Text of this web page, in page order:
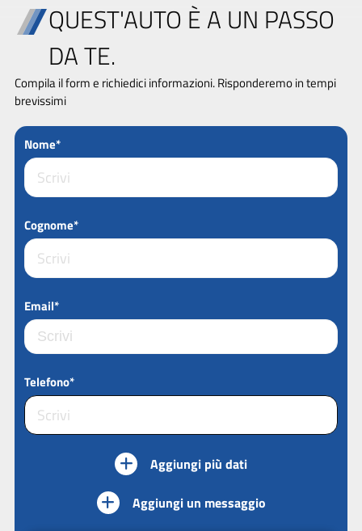
QUEST'AUTO È A UN PASSO
DA TE.
Compila il form e richiedici informazioni. Risponderemo in tempi
brevissimi
Nome*
Cognome*
Email*
Telefono*
Aggiungi più dati
Aggiungi un messaggio